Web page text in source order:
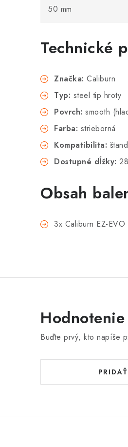
50 mm
Technické
Značka: Caliburn
Typ: steel tip hroty
Povrch: smooth
Farba: strieborná
Kompatibilita:
Dostupné dĺžky:
Obsah
3x Caliburn EZ-EVO
Buďte prvý, kto napíše